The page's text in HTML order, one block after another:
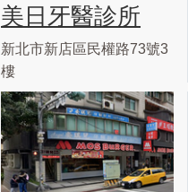
美日牙醫診所
新北市新店區民權路73號3
樓